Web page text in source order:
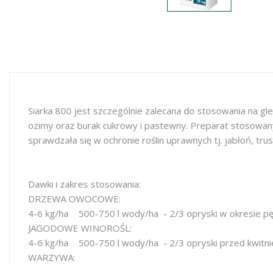
Siarka 800 jest szczególnie zalecana do stosowania na
ozimy oraz burak cukrowy i pastewny. Preparat
sprawdzała się w ochronie roślin uprawnych tj. jabłoń,
Dawki i zakres stosowania:
DRZEWA OWOCOWE:
4-6 kg/ha 500-750 l wody/ha - 2/3 opryski w okresie
JAGODOWE WINOROŚL:
4-6 kg/ha 500-750 l wody/ha - 2/3 opryski przed
WARZYWA: